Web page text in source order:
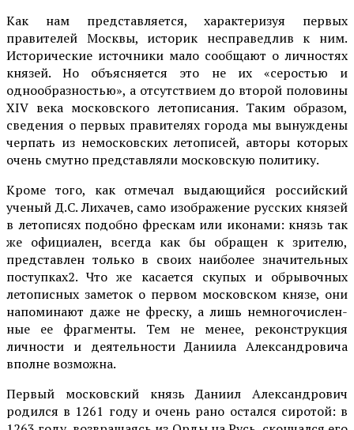
Как нам представляется, характеризуя первых
правителей Москвы, историк несправедлив к ним.
Исторические источники мало сообщают о личностях
князей. Но объясняется это не их «серостью и
однообразностью», а отсутствием до второй половины
XIV века московского летописания. Таким образом,
сведения о первых правителях города мы вынуждены
черпать из немосковских летописей, авторы которых
очень смутно представляли московскую политику.
Кроме того, как отмечал выдающийся российский
ученый Д.С. Лихачев, само изображение русских князей
в лето­писях подобно фрескам или икона­ми: князь так
же официален, всегда как бы обращен к зри­телю,
представлен только в своих наиболее значитель­ных
поступках2. Что же касается скупых и об­рывочных
летописных замето­к о первом московском кня­зе, они
напоминают даже не фре­ску, а лишь немногочислен­
ные ее фрагменты. Тем не менее, реконструкция
личности и деятельности Даниила Александровича
вполне возможна.
Пер­вый московский князь Даниил Александрович
родился в 1261 году и очень рано остался сиротой: в